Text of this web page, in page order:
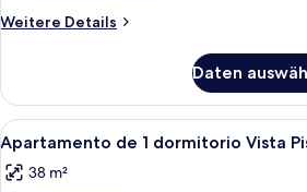
anzeigen
Weitere Details
Weitere
1
Schlafzimmer
(Pet
friendly)
Daten
Alle
Fotos
für
Ein
7
Apartamento de 1 dormitorio Vista
38 m²